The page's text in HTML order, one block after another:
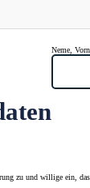
Neme,
zu und willige ein,